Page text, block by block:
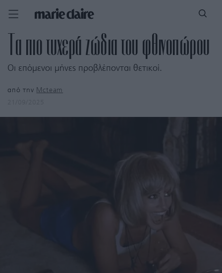
Τα πιο τυχερά ζώδια του φθινοπώρου
Οι επόμενοι μήνες προβλέπονται θετικοί.
από την Mcteam